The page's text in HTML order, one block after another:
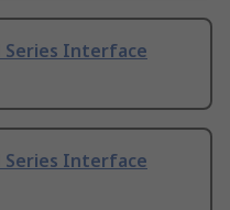
Series Interface
Series Interface